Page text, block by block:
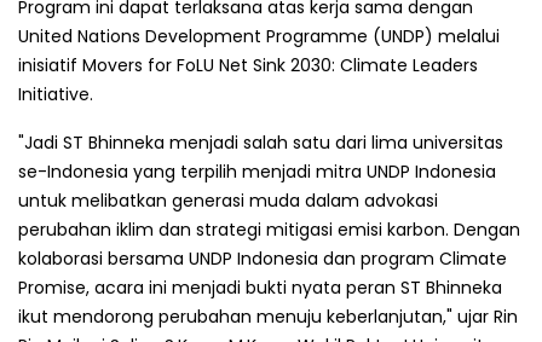
Program ini dapat terlaksana atas kerja sama dengan
United Nations Development Programme (UNDP) melalui
inisiatif Movers for FoLU Net Sink 2030: Climate Leaders
Initiative.
"Jadi ST Bhinneka menjadi salah satu dari lima universitas
se-Indonesia yang terpilih menjadi mitra UNDP Indonesia
untuk melibatkan generasi muda dalam advokasi
perubahan iklim dan strategi mitigasi emisi karbon. Dengan
kolaborasi bersama UNDP Indonesia dan program Climate
Promise, acara ini menjadi bukti nyata peran ST Bhinneka
ikut mendorong perubahan menuju keberlanjutan," ujar Rin